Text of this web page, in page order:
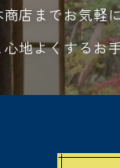
店までお気軽
地よくするお